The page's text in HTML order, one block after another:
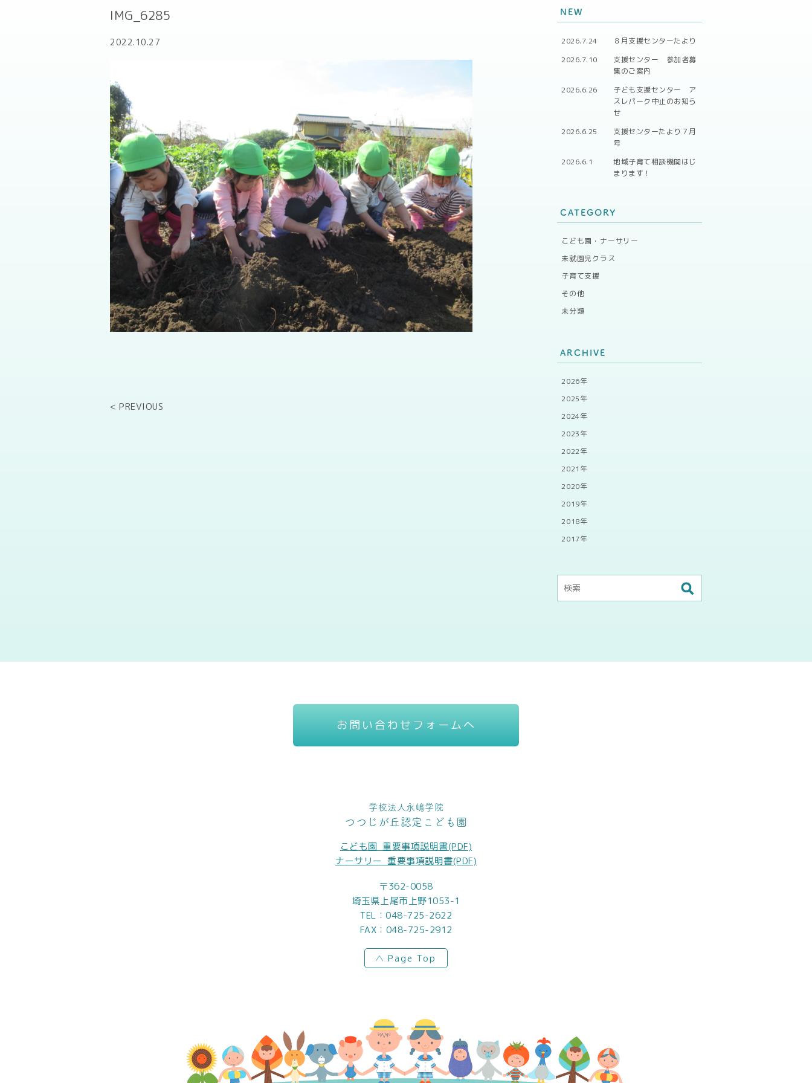
IMG_6285
2022.10.27
< PREVIOUS
NEW
2026.7.24
８月支援センターたより
2026.7.10
支援センター 参加者募
集のご案内
2026.6.26
子ども支援センター ア
スレパーク中止のお知ら
せ
2026.6.25
支援センターたより７月
号
2026.6.1
地域子育て相談機関はじ
まります！
CATEGORY
こども園・ナーサリー
未就園児クラス
子育て支援
その他
未分類
ARCHIVE
2026年
2025年
2024年
2023年
2022年
2021年
2020年
2019年
2018年
2017年
お問い合わせフォームへ
学校法人永嶋学院
つつじが丘認定こども園
こども園_重要事項説明書(PDF)
ナーサリー_重要事項説明書(PDF)
〒362-0058
埼玉県上尾市上野1053-1
TEL： 048-725-2622
FAX：048-725-2912
Page Top